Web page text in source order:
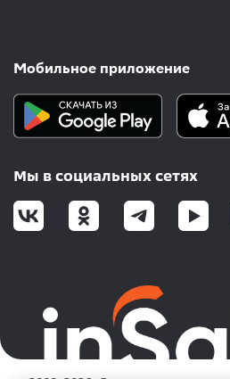
Мобильное приложение
Мы в социальных сетях